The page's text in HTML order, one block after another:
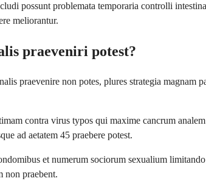
possunt problemata temporaria controlli
meliorantur.
praeveniri potest?
praevenire non potes, plures strategia
contra virus typos qui maxime cancrum
ad aetatem 45 praebere potest.
et numerum sociorum sexualium
non praebent.